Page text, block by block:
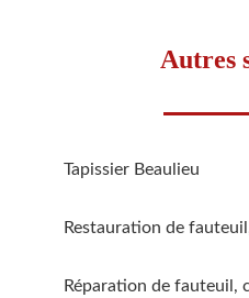
Autres
Tapissier Beaulieu
Restauration de
Réparation de fauteuil,